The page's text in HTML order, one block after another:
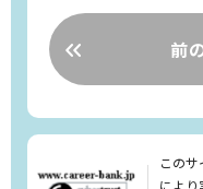
こだわり 指
検索履歴はありませ
前
この
により